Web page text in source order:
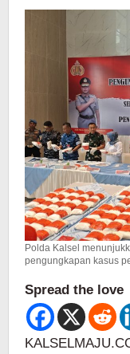
Polda Kalsel
pengungkapan kasus
Spread the love